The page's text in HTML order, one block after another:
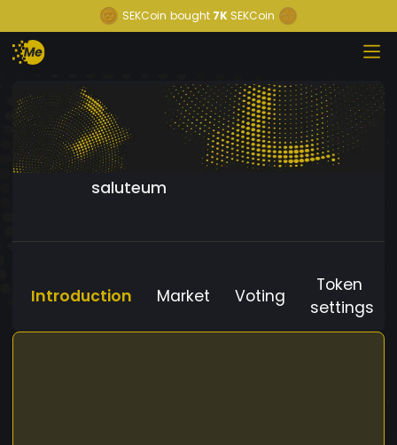
SEKCoin bought 7K SEKCoin
saluteum
Introduction Market Voting
Token
settings